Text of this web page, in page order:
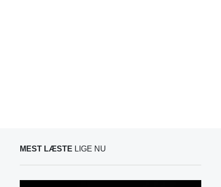
MEST LÆSTE LIGE NU